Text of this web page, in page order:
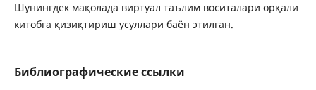
Шунингдек мақолада виртуал таълим воситалари орқали
китобга қизиқтириш усуллари баён этилган.
Библиографические ссылки